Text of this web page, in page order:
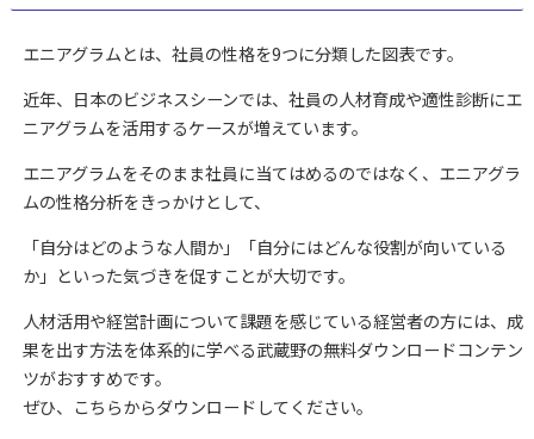
エニアグラムとは、社員の性格を9つに分類した図表です。
近年、日本のビジネスシーンでは、社員の人材育成や適性診断にエ
ニアグラムを活用するケースが増えています。
エニアグラムをそのまま社員に当てはめるのではなく、エニアグラ
ムの性格分析をきっかけとして、
「自分はどのような人間か」「自分にはどんな役割が向いている
か」といった気づきを促すことが大切です。
人材活用や経営計画について課題を感じている経営者の方には、成
果を出す方法を体系的に学べる武蔵野の無料ダウンロードコンテン
ツがおすすめです。
ぜひ、こちらからダウンロードしてください。